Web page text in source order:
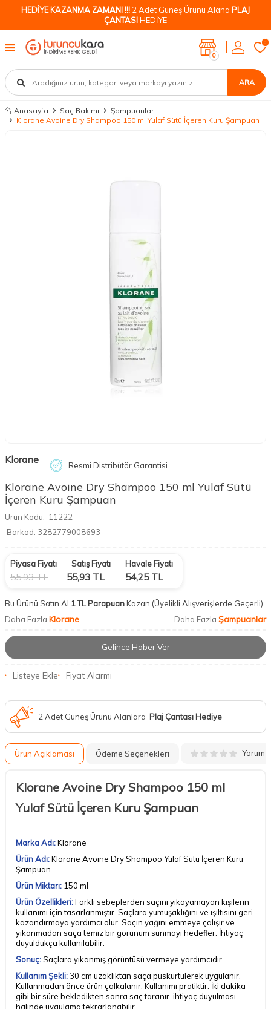
HEDİYE KAZANMA ZAMANI !!! 2 Adet Güneş Ürünü Alana PLAJ
ÇANTASIHEDİYE
ARA
0
0
Anasayfa Saç Bakımı
Şampuanlar
Klorane Avoine Dry Shampoo 150 ml Yulaf Sütü İçeren Kuru Şampuan
Klorane Resmi Distribütör Garantisi
Klorane Avoine Dry Shampoo 150 ml Yulaf Sütü
İçeren Kuru Şampuan
Ürün Kodu: 11222
Barkod: 3282779008693
Piyasa Fiyatı
55,93TL
Satış Fiyatı
55,93 TL
Havale Fiyatı
54,25TL
Bu Ürünü Satın Al 1 TL ParapuanKazan (Üyelikli Alışverişlerde Geçerli)
Daha Fazla Klorane Daha Fazla Şampuanlar
Gelince Haber Ver
Listeye Ekle Fiyat Alarmı
2 Adet Güneş Ürünü Alanlara Plaj Çantası Hediye
Ürün Açıklaması Ödeme Seçenekleri Yorum
Klorane Avoine Dry Shampoo 150 ml
Yulaf Sütü İçeren Kuru Şampuan
Marka Adı:Klorane
Ürün Adı:Klorane Avoine Dry Shampoo Yulaf Sütü İçeren Kuru
Şampuan
Ürün Miktarı: 150 ml
Ürün Özellikleri:Farklı sebeplerden saçını yıkayamayan kişilerin
kullanımı için tasarlanmıştır. Saçlara yumuşaklığını ve ışıltısını geri
kazandırmaya yardımcı olur. Saçın yağını emmeye çalışır ve
yıkanmadan saça temiz bir görünüm sunmayı hedefler. İhtiyaç
duyuldukça kullanılabilir.
Sonuç:Saçlara yıkanmış görüntüsü vermeye yardımcıdır.
Kullanım Şekli: 30 cm uzaklıktan saça püskürtülerek uygulanır.
Kullanmadan önce ürün çalkalanır. Kullanımı pratiktir. İki dakika
gibi bir süre bekledikten sonra saç taranır. ihtiyaç duyulması
halinde uygulama tekrarlanabilir.